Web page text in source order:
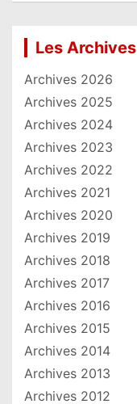
Les Archives
Archives 2026
Archives 2025
Archives 2024
Archives 2023
Archives 2022
Archives 2021
Archives 2020
Archives 2019
Archives 2018
Archives 2017
Archives 2016
Archives 2015
Archives 2014
Archives 2013
Archives 2012